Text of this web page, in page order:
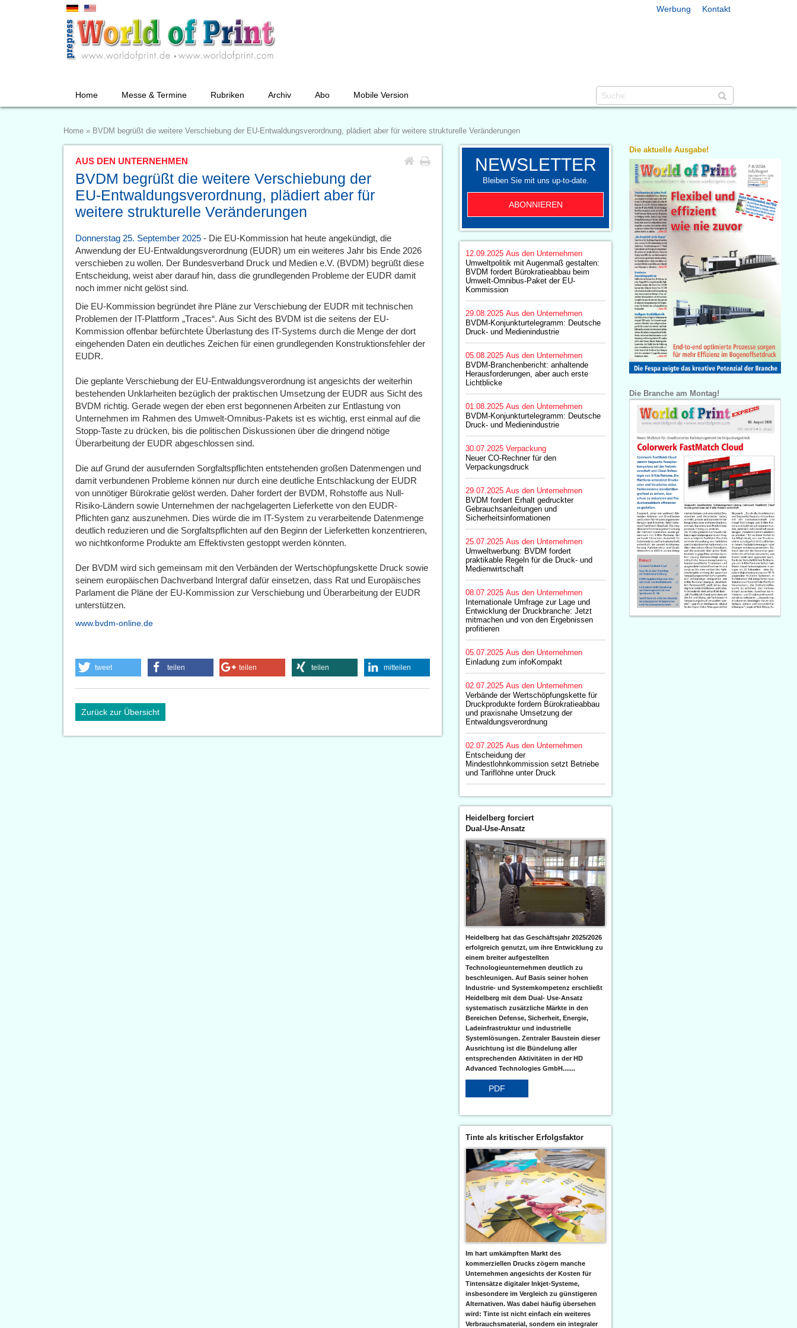
Werbung Kontakt
Home Messe & Termine Rubriken Archiv Abo Mobile Version
Home » BVDM begrüßt die weitere Verschiebung der EU-Entwaldungsverordnung, plädiert aber für weitere strukturelle Veränderungen
AUS DEN UNTERNEHMEN
BVDM begrüßt die weitere Verschiebung der
EU-Entwaldungsverordnung, plädiert aber für
weitere strukturelle Veränderungen
Donnerstag 25. September 2025 - Die EU-Kommission hat heute angekündigt, die
Anwendung der EU-Entwaldungsverordnung (EUDR) um ein weiteres Jahr bis Ende 2026
verschieben zu wollen. Der Bundesverband Druck und Medien e.V. (BVDM) begrüßt diese
Entscheidung, weist aber darauf hin, dass die grundlegenden Probleme der EUDR damit
noch immer nicht gelöst sind.
Die EU-Kommission begründet ihre Pläne zur Verschiebung der EUDR mit technischen
Problemen der IT-Plattform „Traces“. Aus Sicht des BVDM ist die seitens der EU-
Kommission offenbar befürchtete Überlastung des IT-Systems durch die Menge der dort
eingehenden Daten ein deutliches Zeichen für einen grundlegenden Konstruktionsfehler der
EUDR.
Die geplante Verschiebung der EU-Entwaldungsverordnung ist angesichts der weiterhin
bestehenden Unklarheiten bezüglich der praktischen Umsetzung der EUDR aus Sicht des
BVDM richtig. Gerade wegen der eben erst begonnenen Arbeiten zur Entlastung von
Unternehmen im Rahmen des Umwelt-Omnibus-Pakets ist es wichtig, erst einmal auf die
Stopp-Taste zu drücken, bis die politischen Diskussionen über die dringend nötige
Überarbeitung der EUDR abgeschlossen sind.
Die auf Grund der ausufernden Sorgfaltspflichten entstehenden großen Datenmengen und
damit verbundenen Probleme können nur durch eine deutliche Entschlackung der EUDR
von unnötiger Bürokratie gelöst werden. Daher fordert der BVDM, Rohstoffe aus Null-
Risiko-Ländern sowie Unternehmen der nachgelagerten Lieferkette von den EUDR-
Pflichten ganz auszunehmen. Dies würde die im IT-System zu verarbeitende Datenmenge
deutlich reduzieren und die Sorgfaltspflichten auf den Beginn der Lieferketten konzentrieren,
wo nichtkonforme Produkte am Effektivsten gestoppt werden könnten.
Der BVDM wird sich gemeinsam mit den Verbänden der Wertschöpfungskette Druck sowie
seinem europäischen Dachverband Intergraf dafür einsetzen, dass Rat und Europäisches
Parlament die Pläne der EU-Kommission zur Verschiebung und Überarbeitung der EUDR
unterstützen.
www.bvdm-online.de
tweet teilen teilen teilen mitteilen
Zurück zur Übersicht
NEWSLETTER
Bleiben Sie mit uns up-to-date.
ABONNIEREN
12.09.2025 Aus den Unternehmen
Umweltpolitik mit Augenmaß gestalten:
BVDM fordert Bürokratieabbau beim
Umwelt-Omnibus-Paket der EU-
Kommission
29.08.2025 Aus den Unternehmen
BVDM-Konjunkturtelegramm: Deutsche
Druck- und Medienindustrie
05.08.2025 Aus den Unternehmen
BVDM-Branchenbericht: anhaltende
Herausforderungen, aber auch erste
Lichtblicke
01.08.2025 Aus den Unternehmen
BVDM-Konjunkturtelegramm: Deutsche
Druck- und Medienindustrie
30.07.2025 Verpackung
Neuer CO-Rechner für den
Verpackungsdruck
29.07.2025 Aus den Unternehmen
BVDM fordert Erhalt gedruckter
Gebrauchsanleitungen und
Sicherheitsinformationen
25.07.2025 Aus den Unternehmen
Umweltwerbung: BVDM fordert
praktikable Regeln für die Druck- und
Medienwirtschaft
08.07.2025 Aus den Unternehmen
Internationale Umfrage zur Lage und
Entwicklung der Druckbranche: Jetzt
mitmachen und von den Ergebnissen
profitieren
05.07.2025 Aus den Unternehmen
Einladung zum infoKompakt
02.07.2025 Aus den Unternehmen
Verbände der Wertschöpfungskette für
Druckprodukte fordern Bürokratieabbau
und praxisnahe Umsetzung der
Entwaldungsverordnung
02.07.2025 Aus den Unternehmen
Entscheidung der
Mindestlohnkommission setzt Betriebe
und Tariflöhne unter Druck
Heidelberg forciert
Dual-Use-Ansatz
Heidelberg hat das Geschäftsjahr 2025/2026
erfolgreich genutzt, um ihre Entwicklung zu
einem breiter aufgestellten
Technologieunternehmen deutlich zu
beschleunigen. Auf Basis seiner hohen
Industrie- und Systemkompetenz erschließt
Heidelberg mit dem Dual- Use-Ansatz
systematisch zusätzliche Märkte in den
Bereichen Defense, Sicherheit, Energie,
Ladeinfrastruktur und industrielle
Systemlösungen. Zentraler Baustein dieser
Ausrichtung ist die Bündelung aller
entsprechenden Aktivitäten in der HD
Advanced Technologies GmbH.......
PDF
Tinte als kritischer Erfolgsfaktor
Im hart umkämpften Markt des
kommerziellen Drucks zögern manche
Unternehmen angesichts der Kosten für
Tintensätze digitaler Inkjet-Systeme,
insbesondere im Vergleich zu günstigeren
Alternativen. Was dabei häufig übersehen
wird: Tinte ist nicht einfach ein weiteres
Verbrauchsmaterial, sondern ein integraler
Die aktuelle Ausgabe!
Die Branche am Montag!